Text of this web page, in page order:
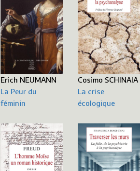
Erich NEUMANN
La Peur du
féminin
Cosimo SCHINAIA
La crise
écologique